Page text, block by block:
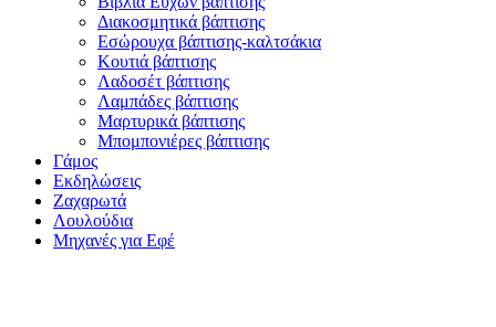
Διακοσμητικά βάπτισης
Εσώρουχα βάπτισης-καλτσάκια
Κουτιά βάπτισης
Λαδοσέτ βάπτισης
Λαμπάδες βάπτισης
Μαρτυρικά βάπτισης
Μπομπονιέρες βάπτισης
Γάμος
Εκδηλώσεις
Ζαχαρωτά
Λουλούδια
Μηχανές για Εφέ